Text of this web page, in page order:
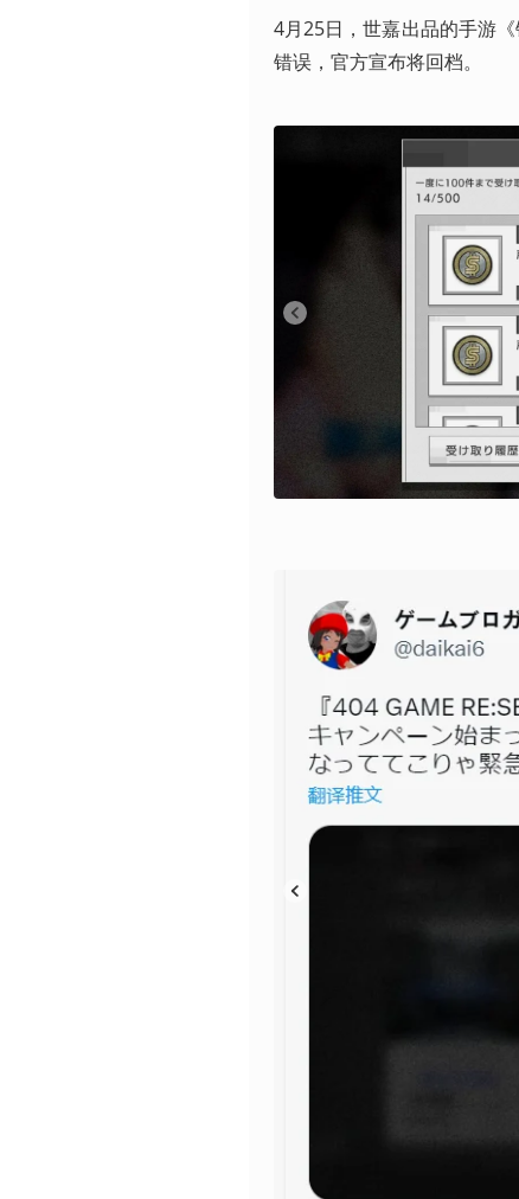
4月25日，世嘉出品的手游
错误，官方宣布将回档。